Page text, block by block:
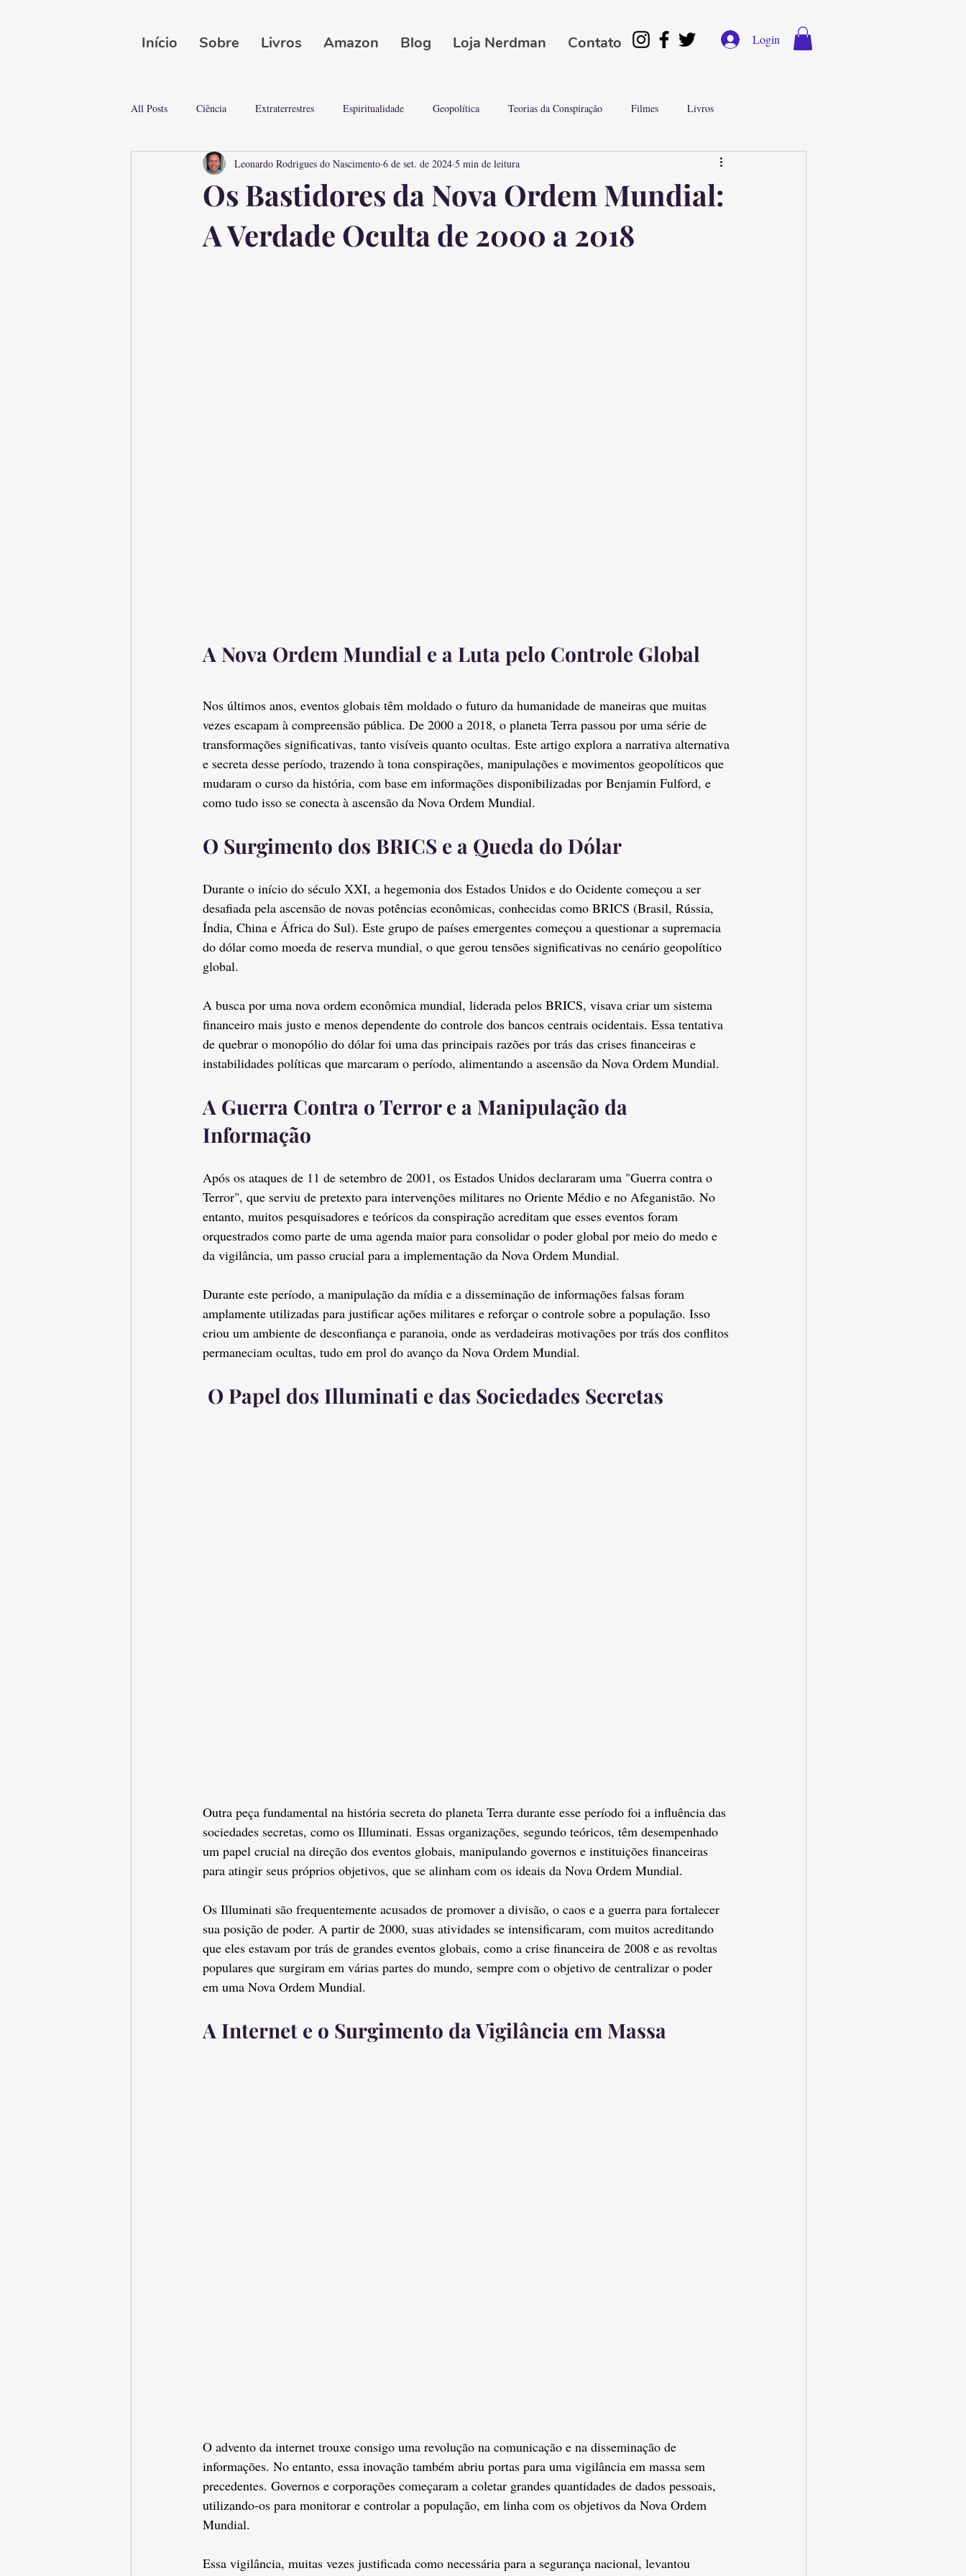
Início Sobre Livros Amazon Blog Loja Nerdman Contato Login
All Posts Ciência Extraterrestres Espiritualidade Geopolítica Teorias da Conspiração Filmes Livros
Mistérios do Mundo Mistérios e Conspirações Ciência & Tecnologia Misteriosa
Os Bastidores da Nova Ordem Mundial:
A Verdade Oculta de 2000 a 2018
Leonardo Rodrigues do Nascimento 6 de set. de 2024 5 min de leitura
A Nova Ordem Mundial e a Luta pelo Controle Global
Nos últimos anos, eventos globais têm moldado o futuro da humanidade de maneiras que muitas
vezes escapam à compreensão pública. De 2000 a 2018, o planeta Terra passou por uma série de
transformações significativas, tanto visíveis quanto ocultas. Este artigo explora a narrativa alternativa
e secreta desse período, trazendo à tona conspirações, manipulações e movimentos geopolíticos que
mudaram o curso da história, com base em informações disponibilizadas por Benjamin Fulford, e
como tudo isso se conecta à ascensão da Nova Ordem Mundial.
O Surgimento dos BRICS e a Queda do Dólar
Durante o início do século XXI, a hegemonia dos Estados Unidos e do Ocidente começou a ser
desafiada pela ascensão de novas potências econômicas, conhecidas como BRICS (Brasil, Rússia,
Índia, China e África do Sul). Este grupo de países emergentes começou a questionar a supremacia
do dólar como moeda de reserva mundial, o que gerou tensões significativas no cenário geopolítico
global.
A busca por uma nova ordem econômica mundial, liderada pelos BRICS, visava criar um sistema
financeiro mais justo e menos dependente do controle dos bancos centrais ocidentais. Essa tentativa
de quebrar o monopólio do dólar foi uma das principais razões por trás das crises financeiras e
instabilidades políticas que marcaram o período, alimentando a ascensão da Nova Ordem Mundial.
A Guerra Contra o Terror e a Manipulação da
Informação
Após os ataques de 11 de setembro de 2001, os Estados Unidos declararam uma "Guerra contra o
Terror", que serviu de pretexto para intervenções militares no Oriente Médio e no Afeganistão. No
entanto, muitos pesquisadores e teóricos da conspiração acreditam que esses eventos foram
orquestrados como parte de uma agenda maior para consolidar o poder global por meio do medo e
da vigilância, um passo crucial para a implementação da Nova Ordem Mundial.
Durante este período, a manipulação da mídia e a disseminação de informações falsas foram
amplamente utilizadas para justificar ações militares e reforçar o controle sobre a população. Isso
criou um ambiente de desconfiança e paranoia, onde as verdadeiras motivações por trás dos conflitos
permaneciam ocultas, tudo em prol do avanço da Nova Ordem Mundial.
O Papel dos Illuminati e das Sociedades Secretas
Outra peça fundamental na história secreta do planeta Terra durante esse período foi a influência das
sociedades secretas, como os Illuminati. Essas organizações, segundo teóricos, têm desempenhado
um papel crucial na direção dos eventos globais, manipulando governos e instituições financeiras
para atingir seus próprios objetivos, que se alinham com os ideais da Nova Ordem Mundial.
Os Illuminati são frequentemente acusados de promover a divisão, o caos e a guerra para fortalecer
sua posição de poder. A partir de 2000, suas atividades se intensificaram, com muitos acreditando
que eles estavam por trás de grandes eventos globais, como a crise financeira de 2008 e as revoltas
populares que surgiram em várias partes do mundo, sempre com o objetivo de centralizar o poder
em uma Nova Ordem Mundial.
A Internet e o Surgimento da Vigilância em Massa
O advento da internet trouxe consigo uma revolução na comunicação e na disseminação de
informações. No entanto, essa inovação também abriu portas para uma vigilância em massa sem
precedentes. Governos e corporações começaram a coletar grandes quantidades de dados pessoais,
utilizando-os para monitorar e controlar a população, em linha com os objetivos da Nova Ordem
Mundial.
Essa vigilância, muitas vezes justificada como necessária para a segurança nacional, levantou